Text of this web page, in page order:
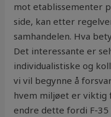
mot etablissementer
side, kan etter
samhandelen. Hva
Det interessante er
individualistiske og
vi vil begynne å
hvem miljøet er viktig
endre dette fordi F-